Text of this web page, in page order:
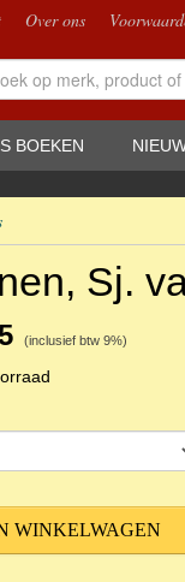
Over ons
BOEKEN
Sj.
(inclusief btw 9%)
WINKELWAGEN